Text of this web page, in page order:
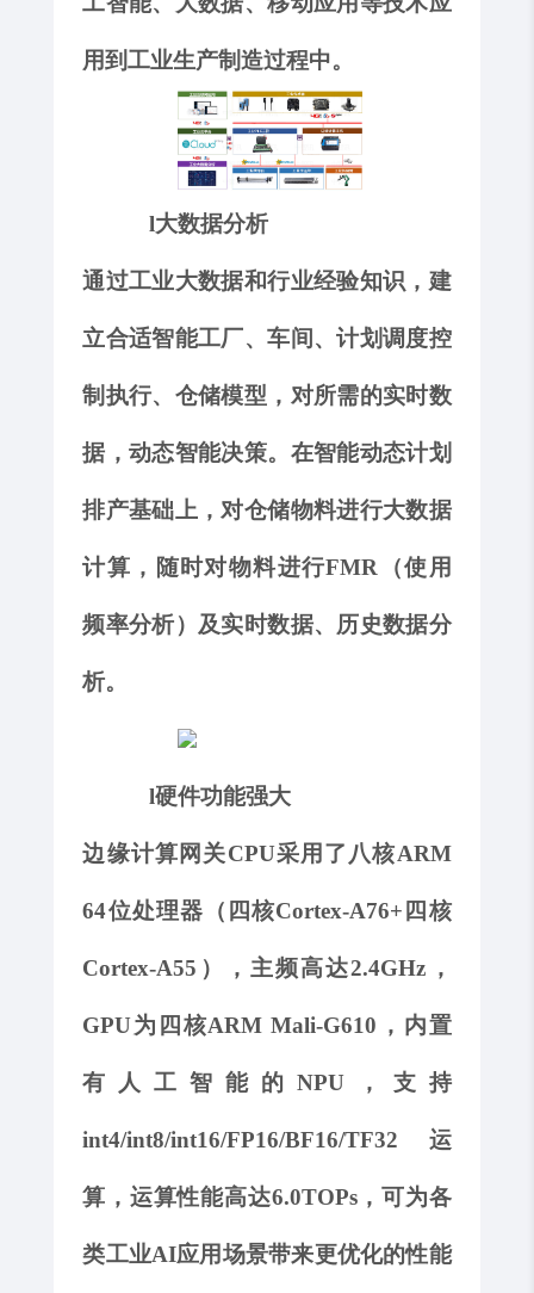
用到工业生产制造过程中。
l大数据分析
通过工业大数据和行业经验知识，建
立合适智能工厂、车间、计划调度控
制执行、仓储模型，对所需的实时数
据，动态智能决策。在智能动态计划
排产基础上，对仓储物料进行大数据
计算，随时对物料进行FMR（使用
频率分析）及实时数据、历史数据分
析。
l硬件功能强大
边缘计算网关CPU采用了八核ARM
64位处理器（四核Cortex-A76+四核
Cortex-A55），主频高达2.4GHz，
GPU为四核ARM Mali-G610，内置
有人工智能的NPU，支持
int4/int8/int16/FP16/BF16/TF32运
算，运算性能高达6.0TOPs，可为各
类工业AI应用场景带来更优化的性能